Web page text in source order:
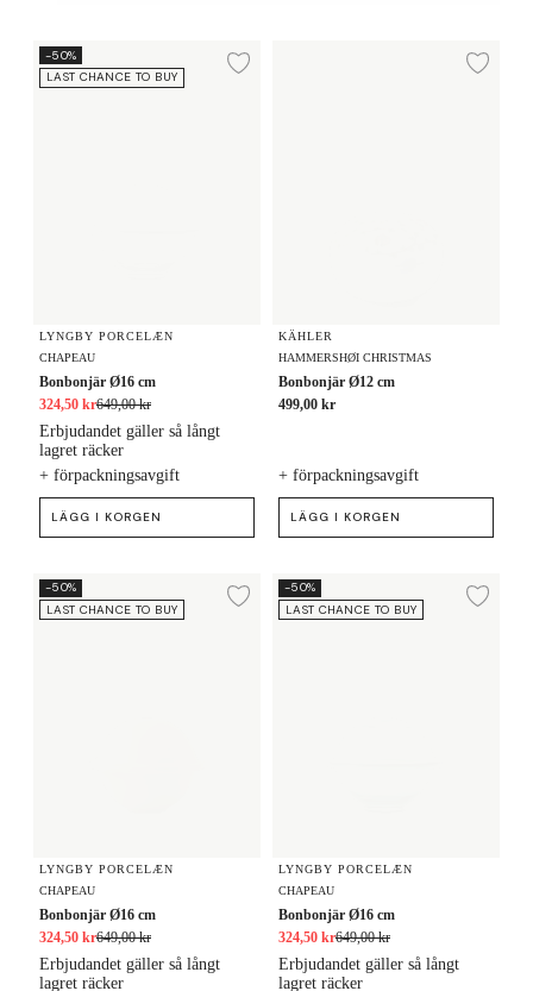
Bonbonjär Ø16 cm
-50%
LAST CHANCE TO BUY
Lägg till i önskelista
LYNGBY PORCELÆN
CHAPEAU
Bonbonjär Ø16 cm
324,50 kr649,00 kr
+ förpackningsavgift
Erbjudandet gäller så långt
lagret räcker
LÄGG I KORGEN
KÄHLER
HAMMERSHØI CHRISTMAS
Bonbonjär Ø12 cm
499,00 kr
+ förpackningsavgift
LÄGG I KORGEN
Bonbonjär Ø16 cm
-50%
LAST CHANCE TO BUY
Lägg till i önskelista
LYNGBY PORCELÆN
CHAPEAU
Bonbonjär Ø16 cm
324,50 kr649,00 kr
Erbjudandet gäller så långt
lagret räcker
Bonbonjär Ø16 cm
-50%
LAST CHANCE TO BUY
LYNGBY PORCELÆN
CHAPEAU
Bonbonjär Ø16 cm
324,50 kr649,00 kr
Erbjudandet gäller så långt
lagret räcker